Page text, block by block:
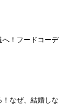
！フードコーデ
なぜ、結婚しな